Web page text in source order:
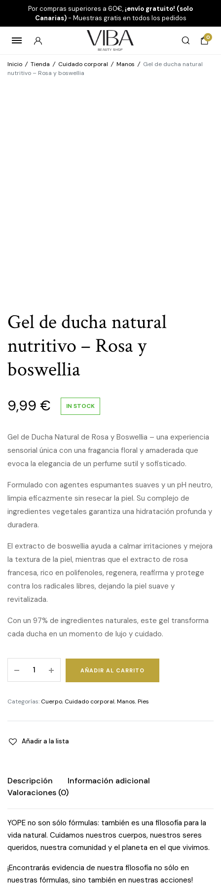
Por compras superiores a 60€, ¡envío gratuito! (solo
Canarias)- Muestras gratis en todos los pedidos
0
Inicio / Tienda / Cuidado corporal / Manos / Gel de ducha natural
nutritivo – Rosa y boswellia
Gel de ducha natural
nutritivo – Rosa y
boswellia
9,99 € IN STOCK
Gel de Ducha Natural de Rosa y Boswellia – una experiencia
sensorial única con una fragancia floral y amaderada que
evoca la elegancia de un perfume sutil y sofisticado.
Formulado con agentes espumantes suaves y un pH neutro,
limpia eficazmente sin resecar la piel. Su complejo de
ingredientes vegetales garantiza una hidratación profunda y
duradera.
El extracto de boswellia ayuda a calmar irritaciones y mejora
la textura de la piel, mientras que el extracto de rosa
francesa, rico en polifenoles, regenera, reafirma y protege
contra los radicales libres, dejando la piel suave y
revitalizada.
Con un 97% de ingredientes naturales, este gel transforma
cada ducha en un momento de lujo y cuidado.
natural
-
y
AÑADIR AL CARRITO
Categorías: Cuerpo, Cuidado corporal,Manos,Pies
Añadir a la lista
Descripción
Información adicional
Valoraciones (0)
YOPE no son sólo fórmulas: también es una filosofía para la
vida natural. Cuidamos nuestros cuerpos, nuestros seres
queridos, nuestra comunidad y el planeta en el que vivimos.
¡Encontrarás evidencia de nuestra filosofía no sólo en
nuestras fórmulas, sino también en nuestras acciones!